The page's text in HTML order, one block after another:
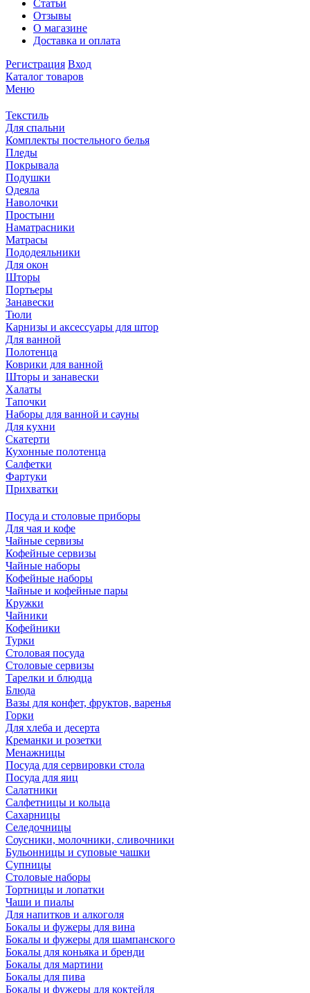
Статьи
Отзывы
О магазине
Доставка и оплата
Регистрация Вход
Каталог товаров
Меню
Текстиль
Для спальни
Комплекты постельного белья
Пледы
Покрывала
Подушки
Одеяла
Наволочки
Простыни
Наматрасники
Матрасы
Пододеяльники
Для окон
Шторы
Портьеры
Занавески
Тюли
Карнизы и аксессуары для штор
Для ванной
Полотенца
Коврики для ванной
Шторы и занавески
Халаты
Тапочки
Наборы для ванной и сауны
Для кухни
Скатерти
Кухонные полотенца
Салфетки
Фартуки
Прихватки
Посуда и столовые приборы
Для чая и кофе
Чайные сервизы
Кофейные сервизы
Чайные наборы
Кофейные наборы
Чайные и кофейные пары
Кружки
Чайники
Кофейники
Турки
Столовая посуда
Столовые сервизы
Тарелки и блюдца
Блюда
Вазы для конфет, фруктов, варенья
Горки
Для хлеба и десерта
Креманки и розетки
Менажницы
Посуда для сервировки стола
Посуда для яиц
Салатники
Салфетницы и кольца
Сахарницы
Селедочницы
Соусники, молочники, сливочники
Бульонницы и суповые чашки
Супницы
Столовые наборы
Тортницы и лопатки
Чаши и пиалы
Для напитков и алкоголя
Бокалы и фужеры для вина
Бокалы и фужеры для шампанского
Бокалы для коньяка и бренди
Бокалы для мартини
Бокалы для пива
Бокалы и фужеры для коктейля